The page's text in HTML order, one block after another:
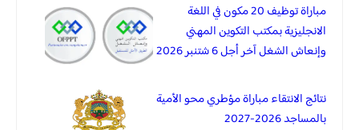
مباراة توظيف 20 مكون في اللغة
الانجليزية بمكتب التكوين المهني
وإنعاش الشغل آخر أجل 6 شتنبر 2026
نتائج الانتقاء مباراة مؤطري محو الأمية
بالمساجد 2026-2027